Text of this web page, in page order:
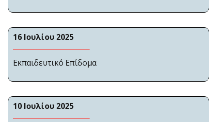
16 Ιουλίου 2025
Εκπαιδευτικό Επίδομα
10 Ιουλίου 2025